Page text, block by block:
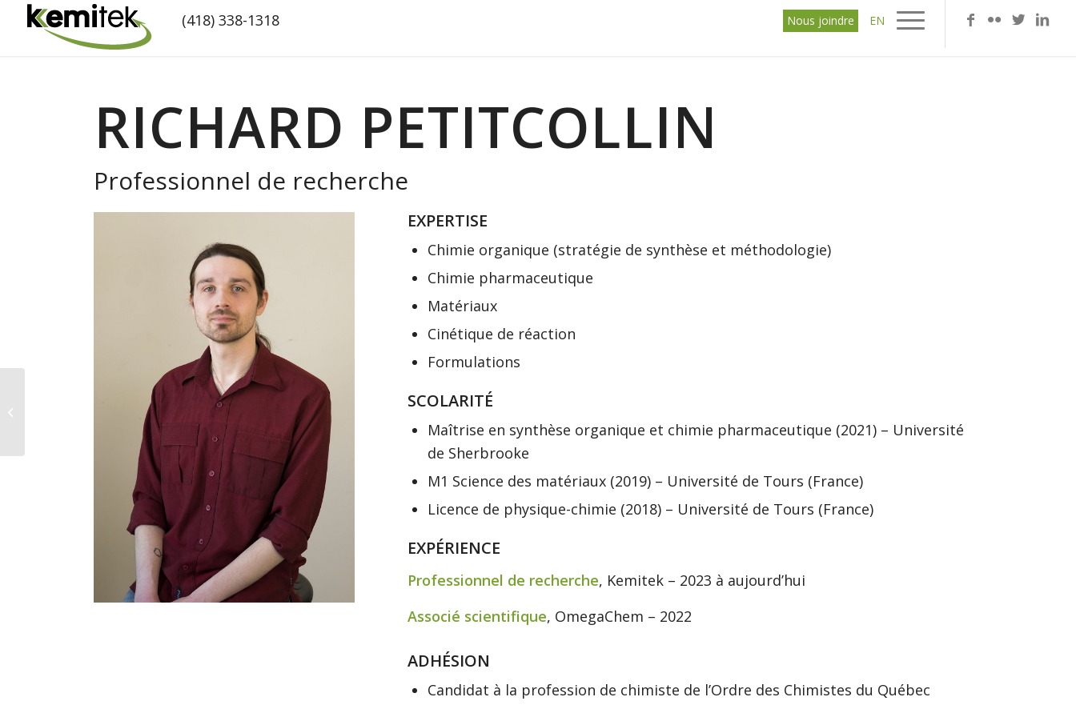
(418) 338-1318 Nous joindre EN
RICHARD PETITCOLLIN
Professionnel de recherche
EXPERTISE
Chimie organique (stratégie de synthèse et méthodologie)
Chimie pharmaceutique
Matériaux
Cinétique de réaction
Formulations
SCOLARITÉ
Maîtrise en synthèse organique et chimie pharmaceutique (2021) – Université
de Sherbrooke
M1 Science des matériaux (2019) – Université de Tours (France)
Licence de physique-chimie (2018) – Université de Tours (France)
EXPÉRIENCE
Professionnel de recherche, Kemitek – 2023 à aujourd’hui
Associé scientifique, OmegaChem – 2022
ADHÉSION
Candidat à la profession de chimiste de l’Ordre des Chimistes du Québec